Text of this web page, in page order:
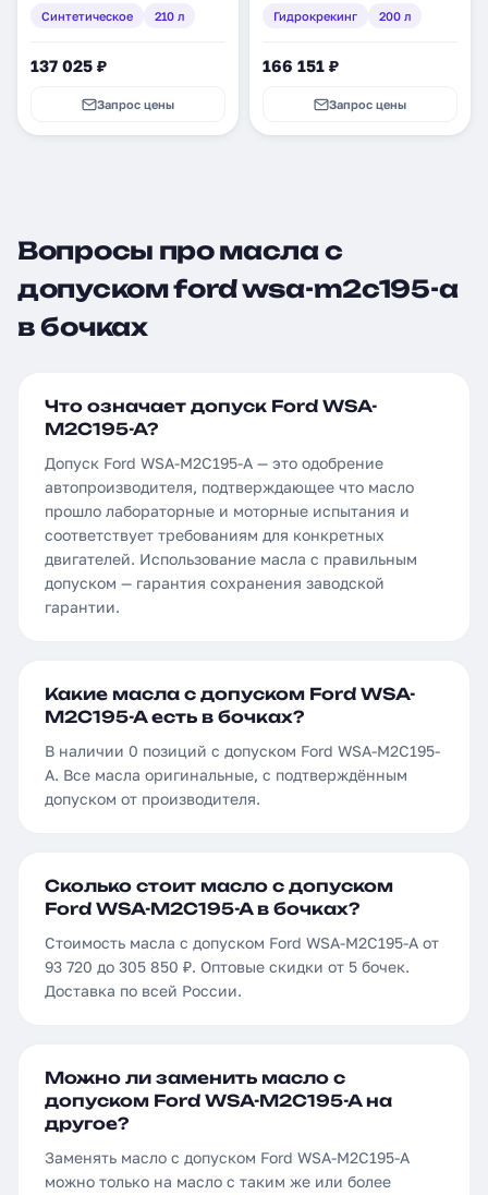
Синтетическое 210 л
137 025 ₽
Запрос цены
синтетическое, 200 л (25020-
Гидрокрекинг 200 л
166 151 ₽
Запрос цены
Вопросы про масла с
допуском ford wsa-m2c195-a
в бочках
Что означает допуск Ford WSA-
M2C195-A?
Допуск Ford WSA-M2C195-A — это одобрение
автопроизводителя, подтверждающее что масло
прошло лабораторные и моторные испытания и
соответствует требованиям для конкретных
двигателей. Использование масла с правильным
допуском — гарантия сохранения заводской
гарантии.
Какие масла с допуском Ford WSA-
M2C195-A есть в бочках?
В наличии 0 позиций с допуском Ford WSA-M2C195-
A. Все масла оригинальные, с подтверждённым
допуском от производителя.
Сколько стоит масло с допуском
Ford WSA-M2C195-A в бочках?
Стоимость масла с допуском Ford WSA-M2C195-A от
93 720 до 305 850 ₽. Оптовые скидки от 5 бочек.
Доставка по всей России.
Можно ли заменить масло с
допуском Ford WSA-M2C195-A на
другое?
Заменять масло с допуском Ford WSA-M2C195-A
можно только на масло с таким же или более